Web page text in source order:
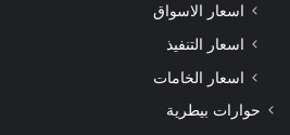
اسعار الاسواق
اسعار التنفيذ
اسعار الخامات
حوارات بيطرية